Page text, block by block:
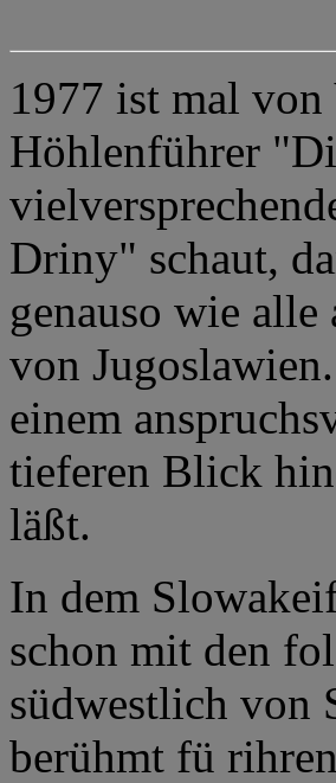
1977 ist mal
Höhlenführer
Driny" schaut,
genauso wie alle
von
einem
tieferen Blick
läßt.
In dem
schon mit den
südwestlich von
berühmt fü